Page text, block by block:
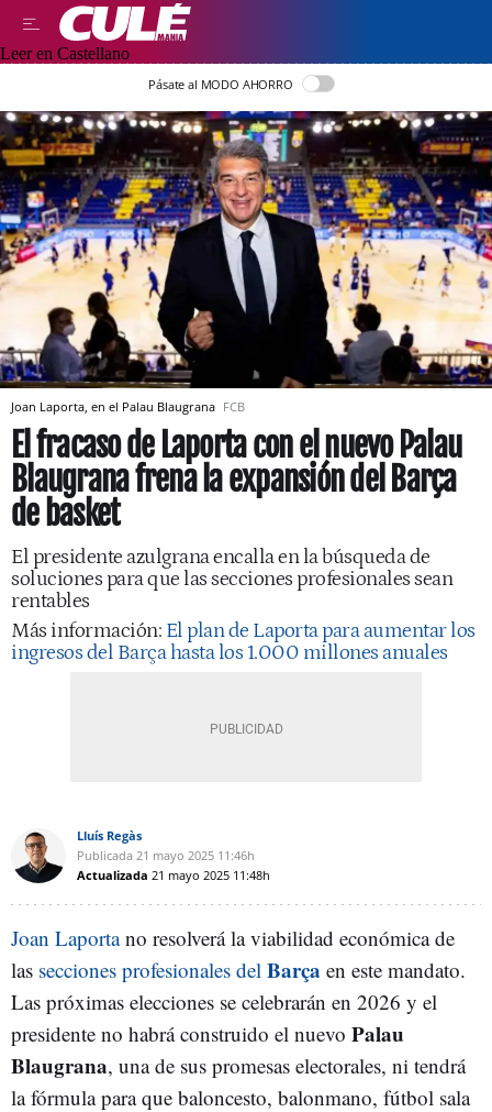
Leer en Castellano
Pásate al MODO AHORRO
Joan Laporta, en el Palau Blaugrana FCB
El fracaso de Laporta con el nuevo Palau
Blaugrana frena la expansión del Barça
de basket
El presidente azulgrana encalla en la búsqueda de
soluciones para que las secciones profesionales sean
rentables
Más información: El plan de Laporta para aumentar los
ingresos del Barça hasta los 1.000 millones anuales
Lluís Regàs
Publicada 21 mayo 2025 11:46h
Actualizada 21 mayo 2025 11:48h
Joan Laportano resolverá la viabilidad económica de
las secciones profesionales del Barça en este mandato.
Las próximas elecciones se celebrarán en 2026 y el
presidente no habrá construido el nuevo Palau
Blaugrana, una de sus promesas electorales, ni tendrá
la fórmula para que baloncesto, balonmano, fútbol sala